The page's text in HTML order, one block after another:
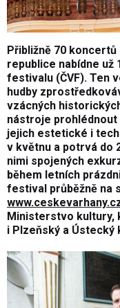
Přibližně 70
republice nabídne už
festivalu (ČVF). Ten
hudby
vzácných
nástroje prohlédnout
jejich estetické i
v květnu a potrvá do
nimi spojených
během letních
festival průběžně na
Ministerstvo kultury,
i Plzeňský a Ústecký